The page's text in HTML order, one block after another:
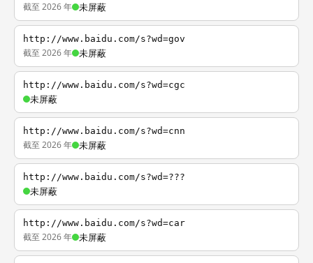
截至 2026 年 未屏蔽
http://www.baidu.com/s?wd=gov
截至 2026 年 未屏蔽
http://www.baidu.com/s?wd=cgc
未屏蔽
http://www.baidu.com/s?wd=cnn
截至 2026 年 未屏蔽
http://www.baidu.com/s?wd=???
未屏蔽
http://www.baidu.com/s?wd=car
截至 2026 年 未屏蔽